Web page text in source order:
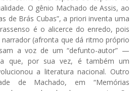
O gênio Machado de Assis, ao
de Brás Cubas”, a priori inventa uma
é o alicerce do enredo, pois
(afronta que dá ritmo próprio
a voz de um “de­funto-autor” —
que, por sua vez, é também um
a literatura nacional. Outro
de Machado, em “Memórias